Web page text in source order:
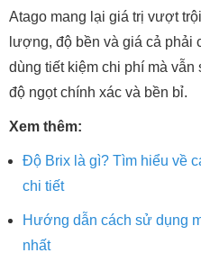
Atago mang lại giá trị vượt
lượng, độ bền và giá cả
dùng tiết kiệm chi phí mà
độ ngọt chính xác và bền bỉ.
Xem thêm:
Độ Brix là gì? Tìm hiểu về
chi tiết
Hướng dẫn cách sử dụng
nhất